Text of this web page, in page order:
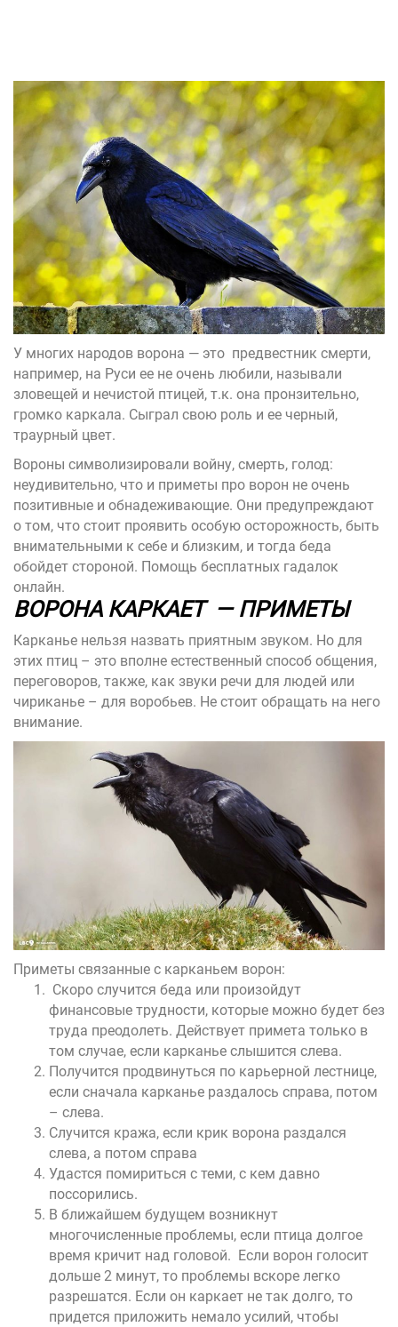
У многих народов ворона — это предвестник смерти,
например, на Руси ее не очень любили, называли
зловещей и нечистой птицей, т.к. она пронзительно,
громко каркала. Сыграл свою роль и ее черный,
траурный цвет.
Вороны символизировали войну, смерть, голод:
неудивительно, что и приметы про ворон не очень
позитивные и обнадеживающие. Они предупреждают
о том, что стоит проявить особую осторожность, быть
внимательными к себе и близким, и тогда беда
обойдет стороной. Помощь бесплатных гадалок
онлайн.
ВОРОНА КАРКАЕТ — ПРИМЕТЫ
Карканье нельзя назвать приятным звуком. Но для
этих птиц – это вполне естественный способ общения,
переговоров, также, как звуки речи для людей или
чириканье – для воробьев. Не стоит обращать на него
внимание.
Приметы связанные с карканьем ворон:
Скоро случится беда или произойдут
финансовые трудности, которые можно будет без
труда преодолеть. Действует примета только в
том случае, если карканье слышится слева.
Получится продвинуться по карьерной лестнице,
если сначала карканье раздалось справа, потом
– слева.
Случится кража, если крик ворона раздался
слева, а потом справа
Удастся помириться с теми, с кем давно
поссорились.
В ближайшем будущем возникнут
многочисленные проблемы, если птица долгое
время кричит над головой. Если ворон голосит
дольше 2 минут, то проблемы вскоре легко
разрешатся. Если он каркает не так долго, то
придется приложить немало усилий, чтобы